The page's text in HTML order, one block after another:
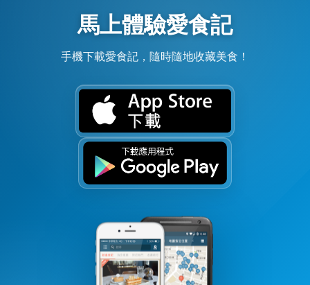
馬上體驗愛食記
手機下載愛食記，隨時隨地收藏美食！